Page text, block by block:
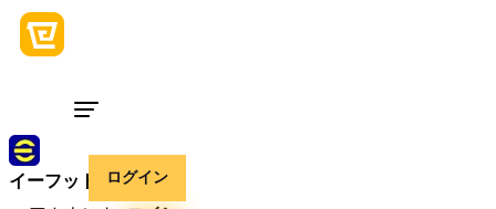
ログイン
イーフットボール